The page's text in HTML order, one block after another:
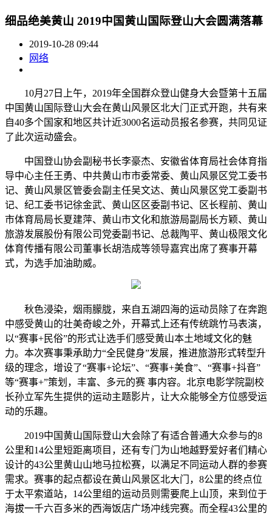
细品绝美黄山 2019中国黄山国际登山大会圆满落幕
2019-10-28 09:44
网络
10月27日上午，2019年全国群众登山健身大会暨第十五届
中国黄山国际登山大会在黄山风景区北大门正式开跑，共有来
自40多个国家和地区共计近3000名运动员报名参赛，共同见证
了此次运动盛会。
中国登山协会副秘书长李豪杰、安徽省体育局社会体育指
导中心主任王勇、中共黄山市市委常委、黄山风景区党工委书
记、黄山风景区管委会副主任吴文达、黄山风景区党工委副书
记、纪工委书记徐金武、黄山区区委副书记、区长程前、黄山
市体育局局长夏建萍、黄山市文化和旅游局副局长方颖、黄山
旅游发展股份有限公司党委副书记、总裁陶平、黄山极限文化
体育传播有限公司董事长胡浩成等领导嘉宾出席了赛事开幕
式，为选手加油助威。
秋色浸染，烟雨朦胧，来自五湖四海的运动员除了在奔跑
中感受黄山的壮美奇峻之外，开幕式上还有传统跳竹马表演，
以“赛事+民俗”的形式让选手们感受黄山本土地域文化的魅
力。本次赛事秉承助力“全民健身”发展，推进旅游形式转型升
级的理念，增设了“赛事+论坛”、“赛事+美食”、“赛事+抖音”
等“赛事+”策划，丰富、多元的赛 事内容。北京电影学院副校
长孙立军先生提供的运动主题影片，让大众能够全方位感受运
动的乐趣。
2019中国黄山国际登山大会除了有适合普通大众参与的8
公里和14公里短距离项目，还有专门为山地越野爱好者们精心
设计的43公里黄山山地马拉松赛，以满足不同运动人群的参赛
需求。赛事的起点都设在黄山风景区北大门，8公里的终点位
于太平索道站，14公里组的运动员则需要爬上山顶，来到位于
海拔一千六百多米的西海饭店广场冲线完赛。而全程43公里的